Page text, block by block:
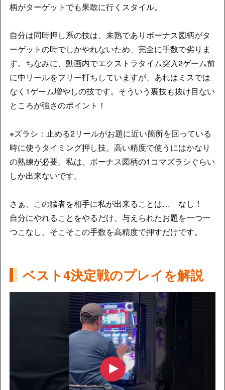
柄がターゲットでも果敢に行くスタイル。
自分は同時押し系の技は、未熟でありボーナス図柄がタ
ーゲットの時でしかやれないため、完全に手数で劣りま
す。ちなみに、動画内でエクストラタイム突入2ゲーム前
に中リールをフリー打ちしていますが、あれはミスでは
なく1ゲーム増やしの技です。そういう裏技も抜け目ない
ところが強さのポイント！
※ズラシ：止める2リールがお題に近い箇所を回っている
時に使うタイミング押し技。高い精度で使うにはかなり
の熟練が必要。私は、ボーナス図柄の1コマズラシぐらい
しか出来ないです。
さぁ、この猛者を相手に私が出来ることは… なし！
自分にやれることをやるだけ、与えられたお題を一つ一
つこなし、そこそこの手数を高精度で押すだけです。
ベスト4決定戦のプレイを解説